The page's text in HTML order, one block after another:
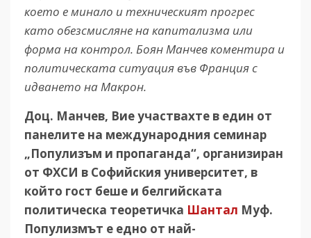
което е минало и техническият прогрес
като обезсмисляне на капитализма или
форма на контрол. Боян Манчев коментира и
политическата ситуация във Франция с
идването на Макрон.
Доц. Манчев, Виеучаствахте в един от
панелите на международния семинар
„Популизъм и пропаганда“, организиран
от ФХСИ в Софийския университет, в
който гост беше и белгийската
политическа теоретичка Шантал Муф.
Популизмът е едно от най-